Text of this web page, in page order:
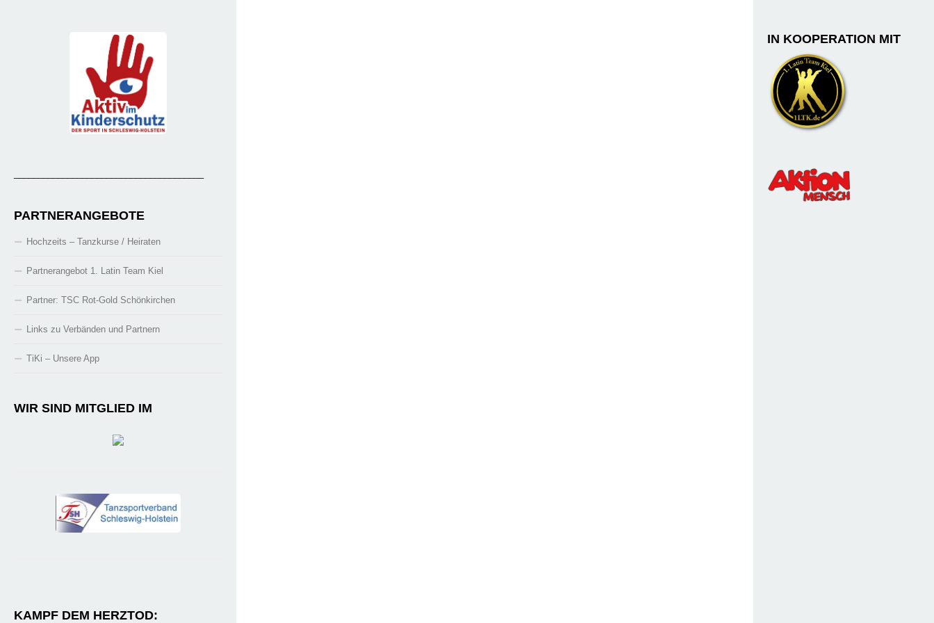
PARTNERANGEBOTE
Hochzeits – Tanzkurse / Heiraten
Partnerangebot 1. Latin Team Kiel
Partner: TSC Rot-Gold Schönkirchen
Links zu Verbänden und Partnern
TiKi – Unsere App
WIR SIND MITGLIED IM
KAMPF DEM HERZTOD:
IN KOOPERATION MIT